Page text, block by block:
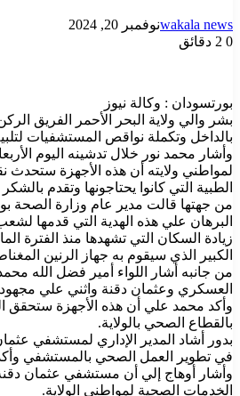
wakala newsنوفمبر 20, 2024
0
بورتسودان : وكالة نيوز
بشر والي ولاية البحر الأحمر الفريق
بالداخل وتكملة نواقص المستشفيات
وأشار محمد نور خلال تدشينه اليوم
لمواطني ولايته أن هذه الأجهزة ستحدث
الطبية التي كانوا يحتاجونها وتقدم
من جهتها قالت مدير عام وزارة الصحة
البرهان علي هذه الهدية التي قدمها
زيادة السكان التي تشهدها منذ الفترة
الكبير الذي سيقوم به جهاز الرنين
من جانبه أشار اللواء أمير فضل الله
العسكري وعثمان دقنة واثني علي
وأكد محمد علي أن هذه الأجهزة ستحقق
بالقطاع الصحي بالولاية.
بدور أشاد المدير الإداري لمستشفي
في تطوير العمل الصحي بالمستشفي
وأشار أوهاج إلي أن مستشفي عثمان
الخدمات الصحية لمواطني الولاية.